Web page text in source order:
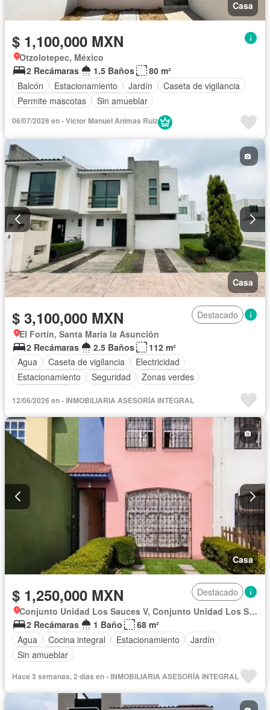
Casa
$ 1,100,000 MXN
Otzolotepec, México
2 Recámaras
1.5 Baños
80 m²
Balcón
Estacionamiento Jardín
Caseta de vigilancia
Permite mascotas
Sin amueblar
06/07/2026 en - Victor Manuel Animas Ruiz
Casa
$ 3,100,000 MXN
Destacado
El Fortín, Santa María la Asunción
2 Recámaras
2.5 Baños
112 m²
Agua
Caseta de vigilancia
Electricidad
Estacionamiento
Seguridad
Zonas verdes
12/06/2026 en - INMOBILIARIA ASESORÍA INTEGRAL
Casa
$ 1,250,000 MXN
Destacado
Conjunto Unidad Los Sauces V, Conjunto Unidad Los Sauces Iii
2 Recámaras
1 Baño
68 m²
Agua
Cocina integral Estacionamiento
Jardín
Sin amueblar
Hace 3 semanas, 2 días en - INMOBILIARIA ASESORÍA INTEGRAL